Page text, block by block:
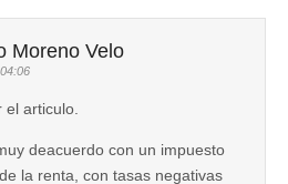
Moreno Velo
el articulo.
deacuerdo con un impuesto
la renta, con tasas negativas